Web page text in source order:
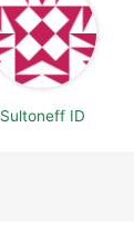
Sultoneff ID